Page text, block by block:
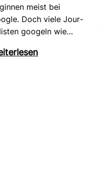
meist bei
Doch viele Jour­
goo­geln wie…